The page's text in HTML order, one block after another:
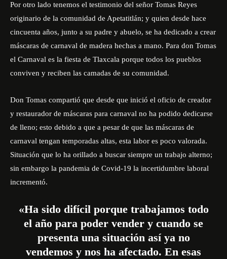
Por otro lado tenemos el testimonio del señor Tomas Reyes
originario de la comunidad de Apetatitlán; y quien desde hace
cincuenta años, junto a su padre y abuelo, se ha dedicado a crear
máscaras de carnaval de madera hechas a mano. Para don Tomas
el Carnaval es la fiesta de Tlaxcala porque todos los pueblos
conviven y reciben las camadas de su comunidad.
Don Tomas compartió que desde que inició el oficio de creador
y restaurador de máscaras para carnaval no ha podido dedicarse
de lleno; esto debido a que a pesar de que las máscaras de
carnaval tengan temporadas altas, esta labor es poco valorada.
Situación que lo ha orillado a buscar siempre un trabajo alterno;
sin embargo la pandemia de Covid-19 la incertidumbre laboral
incrementó.
«Ha sido difícil porque trabajamos todo
el año para poder vender y cuando se
presenta una situación así ya no
vendemos y nos ha afectado. En esas